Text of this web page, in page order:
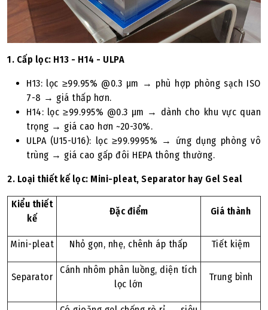
1. Cấp lọc: H13 - H14 - ULPA
H13: lọc ≥99.95% @0.3 µm → phù hợp phòng sạch ISO
7-8 → giá thấp hơn.
H14: lọc ≥99.995% @0.3 µm → dành cho khu vực quan
trọng → giá cao hơn ~20-30%.
ULPA (U15-U16): lọc ≥99.9995% → ứng dụng phòng vô
trùng → giá cao gấp đôi HEPA thông thường.
2. Loại thiết kế lọc: Mini-pleat, Separator hay Gel Seal
Kiểu thiết
kế
Đặc điểm Giá thành
Mini-pleat Nhỏ gọn, nhẹ, chênh áp thấp Tiết kiệm
Separator
Cánh nhôm phân luồng, diện tích
lọc lớn
Trung bình